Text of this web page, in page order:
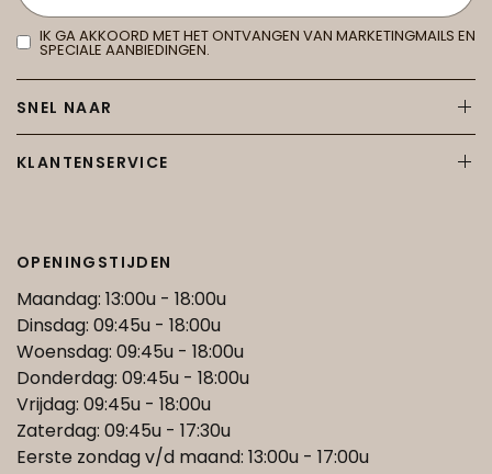
IK GA AKKOORD MET HET ONTVANGEN VAN MARKETINGMAILS EN
SPECIALE AANBIEDINGEN.
SNEL NAAR
KLANTENSERVICE
OPENINGSTIJDEN
Maandag: 13:00u - 18:00u
Dinsdag: 09:45u - 18:00u
Woensdag: 09:45u - 18:00u
Donderdag: 09:45u - 18:00u
Vrijdag: 09:45u - 18:00u
Zaterdag: 09:45u - 17:30u
Eerste zondag v/d maand: 13:00u - 17:00u